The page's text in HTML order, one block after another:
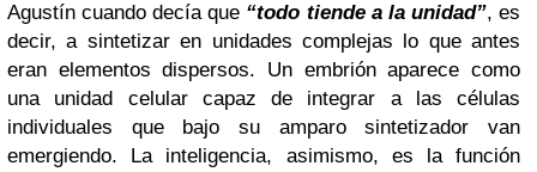
Agustín cuando decía que “todo tiende a la unidad”, es
decir, a sintetizar en unidades complejas lo que antes
eran elementos dispersos. Un embrión aparece como
una unidad celular capaz de integrar a las células
individuales que bajo su amparo sintetizador van
emergiendo. La inteligencia, asimismo, es la función